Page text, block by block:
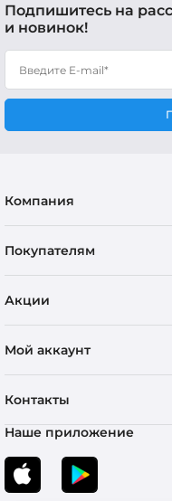
Подпишитесь на
и новинок!
Компания
Покупателям
Акции
Мой аккаунт
Контакты
Наше приложение